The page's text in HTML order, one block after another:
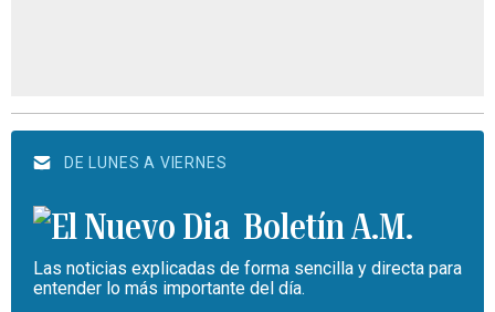
DE LUNES A VIERNES
Boletín A.M.
Las noticias explicadas de forma sencilla y directa para
entender lo más importante del día.